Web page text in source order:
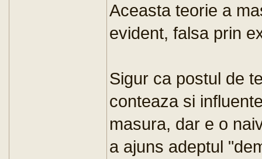
Aceasta teorie a
evident, falsa prin
Sigur ca postul de
conteaza si
masura, dar e o
a ajuns adeptul